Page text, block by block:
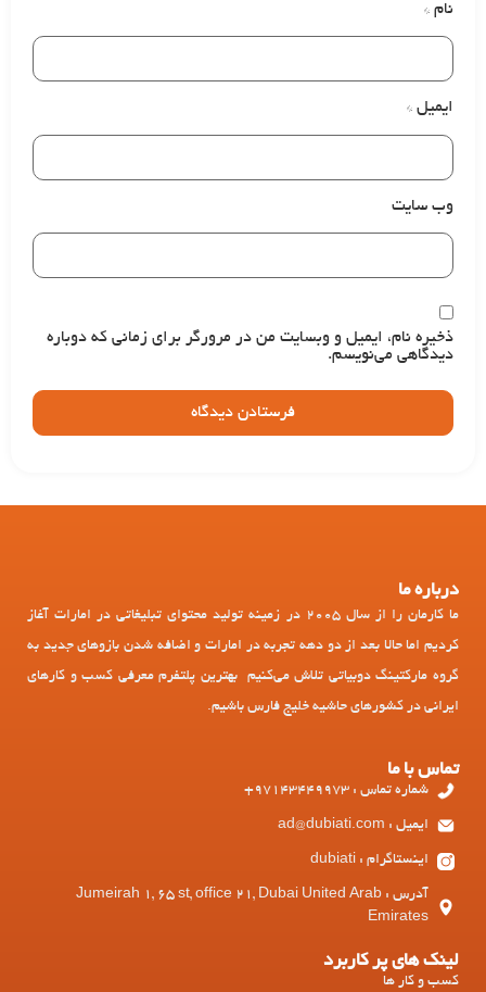
نام *
ایمیل *
وب‌ سایت
ذخیره نام، ایمیل و وبسایت من در مرورگر برای زمانی که دوباره
دیدگاهی می‌نویسم.
درباره ما
ما کارمان را از سال 2005 در زمینه تولید محتوای تبلیغاتی در امارات آغاز
کردیم اما حالا بعد از دو دهه تجربه در امارات و اضافه شدن بازوهای جدید به
گروه مارکتینگ دوبیاتی تلاش می‌کنیم بهترین پلتفرم معرفی کسب و کارهای
ایرانی در کشورهای حاشیه خلیج فارس باشیم.
تماس با ما
شماره تماس : 97143449973+
ایمیل : ad@dubiati.com
اینستاگرام : dubiati
آدرس : Jumeirah 1, 65 st, office 21, Dubai United Arab
Emirates
لینک های پر کاربرد
کسب و کار ها